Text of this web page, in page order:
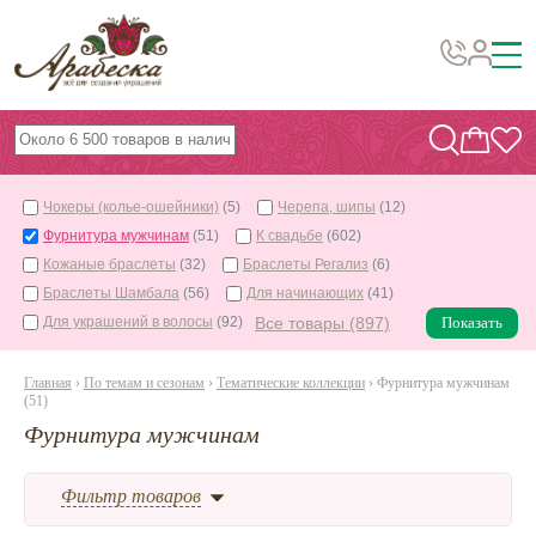
Бусины, подвески, декор
Бисер
Вышивка украшений
Фурнитура
Проволока
Инструменты и материалы
Эпоксидная смола
Шнуры, ленты, нитки
По темам и сезонам
Чокеры (колье-ошейники) (5) Черепа, шипы (12)
Фурнитура мужчинам (51) К свадьбе (602)
Кожаные браслеты (32) Браслеты Регализ (6)
Браслеты Шамбала (56) Для начинающих (41)
Для украшений в волосы (92) Все товары (897) Показать
Главная › По темам и сезонам › Тематические коллекции › Фурнитура мужчинам
(51)
Фурнитура мужчинам
Фильтр товаров